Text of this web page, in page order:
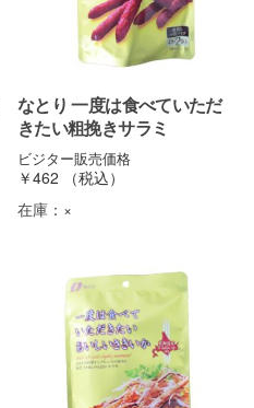
なとり 一度は食べていただ
きたい粗挽きサラミ
ビジター販売価格
￥462
（税込）
在庫： ×